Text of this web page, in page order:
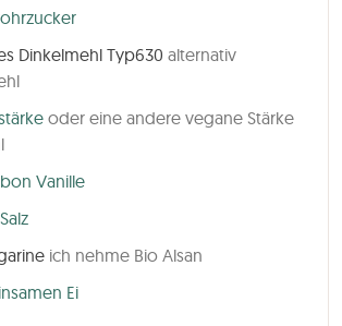
Dinkelmehl Typ630 alternativ
oder eine andere vegane Stärke
Vanille
ich nehme Bio Alsan
Ei